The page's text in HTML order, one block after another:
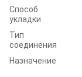
Способ
укладки
Тип
соединения
Назначение